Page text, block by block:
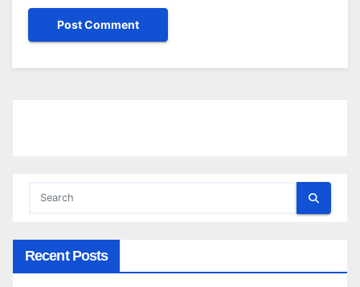
Recent Posts